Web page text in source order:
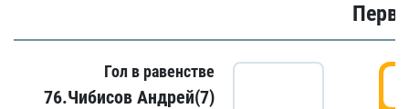
Гол в равенстве
76.Чибисов Андрей(7)